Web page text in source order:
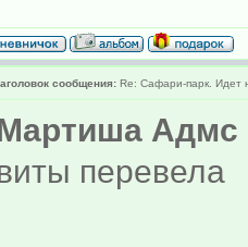
сообщения: Re: Сафари-парк. Идет
Адмс
перевела